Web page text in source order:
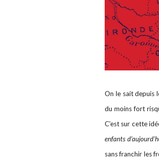
On le sait depuis
du moins fort
C’est sur cette
enfants
sans franchir les